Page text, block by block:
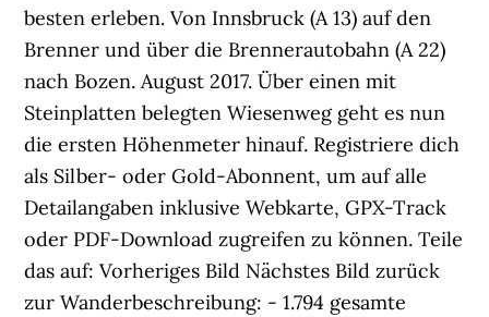
besten erleben. Von Innsbruck (A 13) auf den
Brenner und über die Brennerautobahn (A 22)
nach Bozen. August 2017. Über einen mit
Steinplatten belegten Wiesenweg geht es nun
die ersten Höhenmeter hinauf. Registriere dich
als Silber- oder Gold-Abonnent, um auf alle
Detailangaben inklusive Webkarte, GPX-Track
oder PDF-Download zugreifen zu können. Teile
das auf: Vorheriges Bild Nächstes Bild zurück
zur Wanderbeschreibung: - 1.794 gesamte